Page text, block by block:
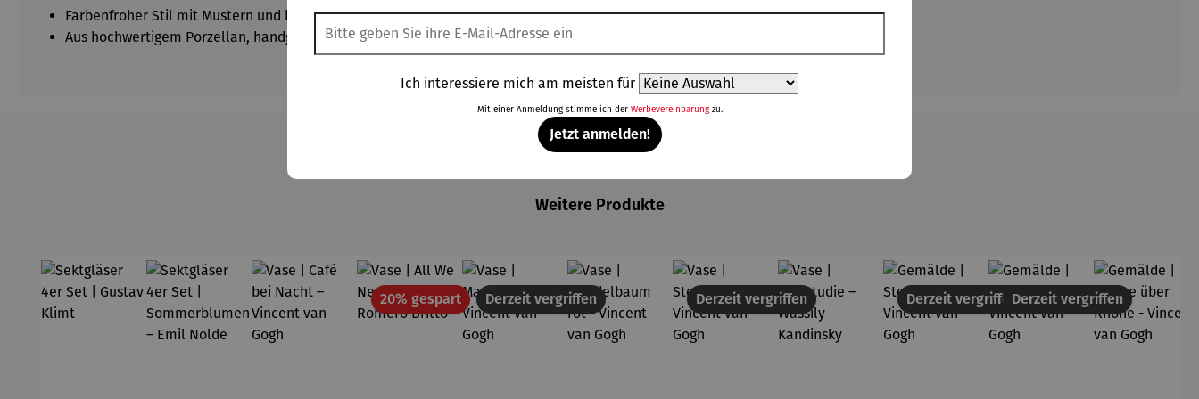
Farbenfroher Stil mit Mustern und klaren Linien – typisch Britto
Aus hochwertigem Porzellan, handgefertigt
Weitere Produkte
20% gespartRabattDerzeit vergriffen Derzeit vergriffen Derzeit vergriffenDerzeit vergriffen
Ich interessiere mich am meisten für
Mit einer Anmeldung stimme ich der Werbevereinbarungzu.
Jetzt anmelden!